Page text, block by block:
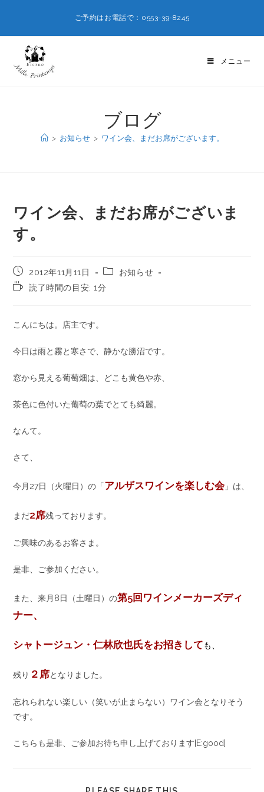
ご予約はお電話で：0553-39-8245
メニュー
ブログ
> お知らせ > ワイン会、まだお席がございます。
ワイン会、まだお席がございま
す。
2012年11月11日
お知らせ
読了時間の目安: 1分
こんにちは。店主です。
今日は雨と霧と寒さで、静かな勝沼です。
窓から見える葡萄畑は、どこも黄色や赤、
茶色に色付いた葡萄の葉でとても綺麗。
なんて。
さて、
今月27日（火曜日）の「 アルザスワインを楽しむ会 」は、
まだ2席残っております。
ご興味のあるお客さま。
是非、ご参加ください。
また、来月8日（土曜日）の第5回ワインメーカーズディ
ナー、
シャトージュン・仁林欣也氏をお招きしても、
残り ２席となりました。
忘れられない楽しい（笑いが止まらない）ワイン会となりそう
です。
こちらも是非、ご参加お待ち申し上げております[E:good]